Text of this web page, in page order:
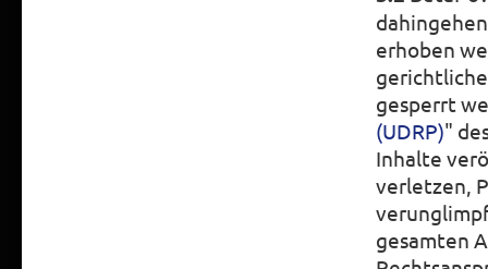
erhoben
gesperrt
(UDRP)"
Inhalte
verletzen,
gesamten